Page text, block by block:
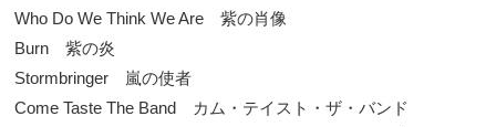
Who Do We Think We Are 紫の肖像
Burn 紫の炎
Stormbringer 嵐の使者
Come Taste The Band カム・テイスト・ザ・バンド